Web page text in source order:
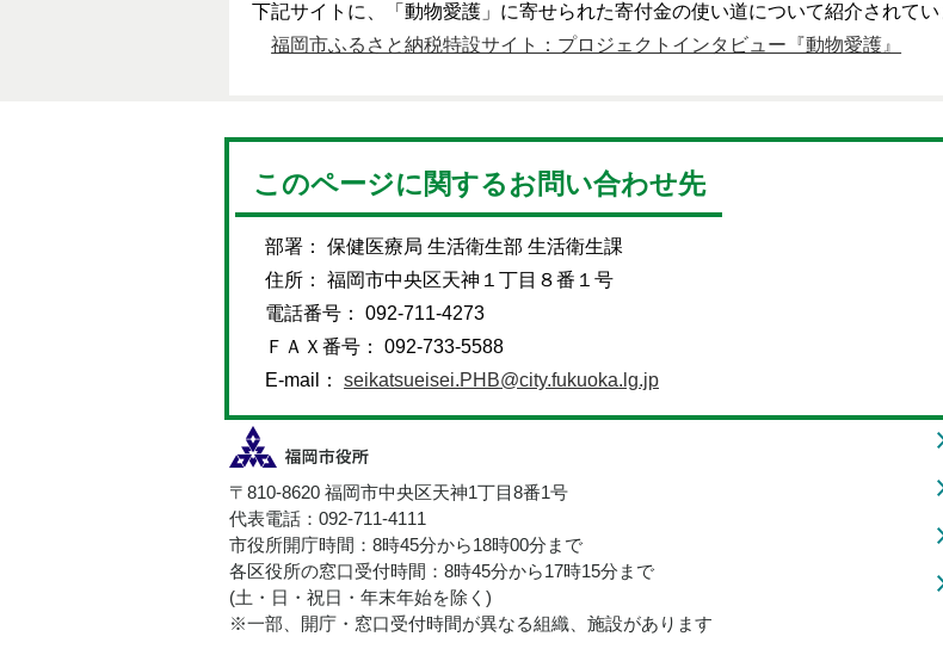
下記サイトに、「動物愛護」に寄せられた寄付金の使い道について紹介されてい
福岡市ふるさと納税特設サイト：プロジェクトインタビュー『動物愛護』
このページに関するお問い合わせ先
部署： 保健医療局 生活衛生部 生活衛生課
住所： 福岡市中央区天神１丁目８番１号
電話番号： 092-711-4273
ＦＡＸ番号： 092-733-5588
E-mail： seikatsueisei.PHB@city.fukuoka.lg.jp
〒810-8620 福岡市中央区天神1丁目8番1号
代表電話：092-711-4111
市役所開庁時間：8時45分から18時00分まで
各区役所の窓口受付時間：8時45分から17時15分まで
(土・日・祝日・年末年始を除く)
※一部、開庁・窓口受付時間が異なる組織、施設があります